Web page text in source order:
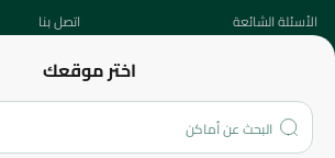
اختر موقعك
الأسئلة الشائعة
اتصل بنا
من نحن؟
الفروع
المزيد